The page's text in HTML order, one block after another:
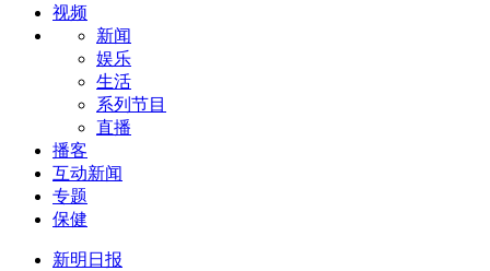
视频
新闻
娱乐
生活
系列节目
直播
播客
互动新闻
专题
保健
新明日报